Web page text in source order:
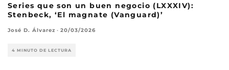
Series que son un buen negocio (LXXXIV):
Stenbeck, ‘El magnate (Vanguard)’
José D. Álvarez · 20/03/2026
4 MINUTO DE LECTURA